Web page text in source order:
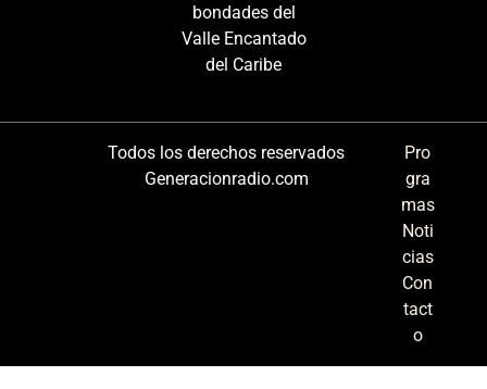
bondades del
Valle Encantado
del Caribe
Todos los derechos reservados
Generacionradio.com
Pro
gra
mas
Noti
cias
Con
tact
o